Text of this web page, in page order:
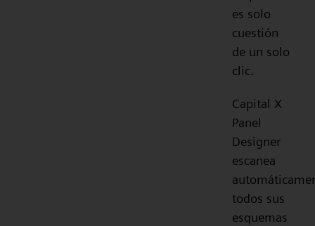
es solo
cuestión
de un solo
clic.
Capital X
Panel
Designer
escanea
todos sus
esquemas